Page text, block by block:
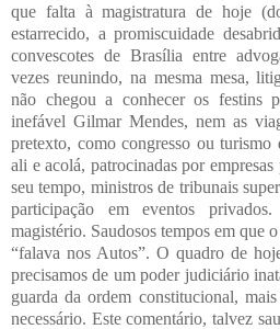
que falta à magistratura de hoje
estarrecido, a promiscuidade
convescotes de Brasília entre
vezes reunindo, na mesma mesa,
não chegou a conhecer os festins
inefável Gilmar Mendes, nem as
pretexto, como congresso ou turismo
ali e acolá, patrocinadas por
seu tempo, ministros de tribunais
participação em eventos
magistério. Saudosos tempos em que
“falava nos Autos”. O quadro de
precisamos de um poder judiciário
guarda da ordem constitucional,
necessário. Este comentário, talvez